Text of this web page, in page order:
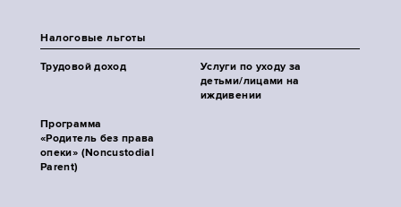
Налоговые льготы
Трудовой доход
Услуги по уходу за
детьми/лицами на
иждивении
Программа
«Родитель без права
опеки» (Noncustodial
Parent)